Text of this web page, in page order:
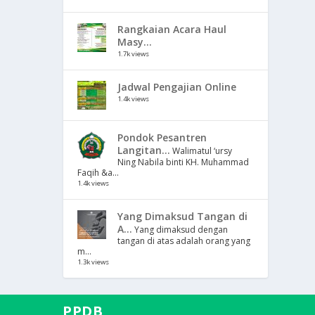
Rangkaian Acara Haul
Masy...
1.7k views
Jadwal Pengajian Online
1.4k views
Pondok Pesantren
Langitan... Walimatul ‘ursy
Ning Nabila binti KH. Muhammad
Faqih &a...
1.4k views
Yang Dimaksud Tangan di
A... Yang dimaksud dengan
tangan di atas adalah orang yang
m...
1.3k views
PPDB